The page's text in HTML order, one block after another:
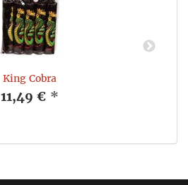
King Cobra
11,49 € *